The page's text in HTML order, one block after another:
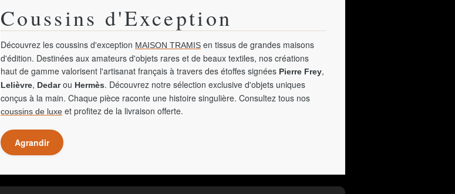
Coussins d'Exception
Découvrez les coussins d'exception MAISON TRAMIS en tissus de grandes maisons
d'édition. Destinées aux amateurs d'objets rares et de beaux textiles, nos créations
haut de gamme valorisent l'artisanat français à travers des étoffes signées Pierre Frey,
Lelièvre, Dedarou Hermès. Découvrez notre sélection exclusive d'objets uniques
conçus à la main. Chaque pièce raconte une histoire singulière. Consultez tous nos
coussins de luxe et profitez de la livraison offerte.
Agrandir